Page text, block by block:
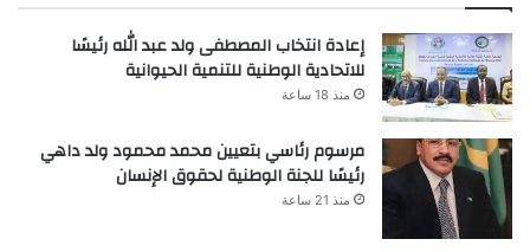
إعادة انتخاب المصطفى ولد عبد الله رئيسًا
للاتحادية الوطنية للتنمية الحيوانية
منذ 18 ساعة
مرسوم رئاسي بتعيين محمد محمود ولد داهي
رئيسًا للجنة الوطنية لحقوق الإنسان
منذ 21 ساعة